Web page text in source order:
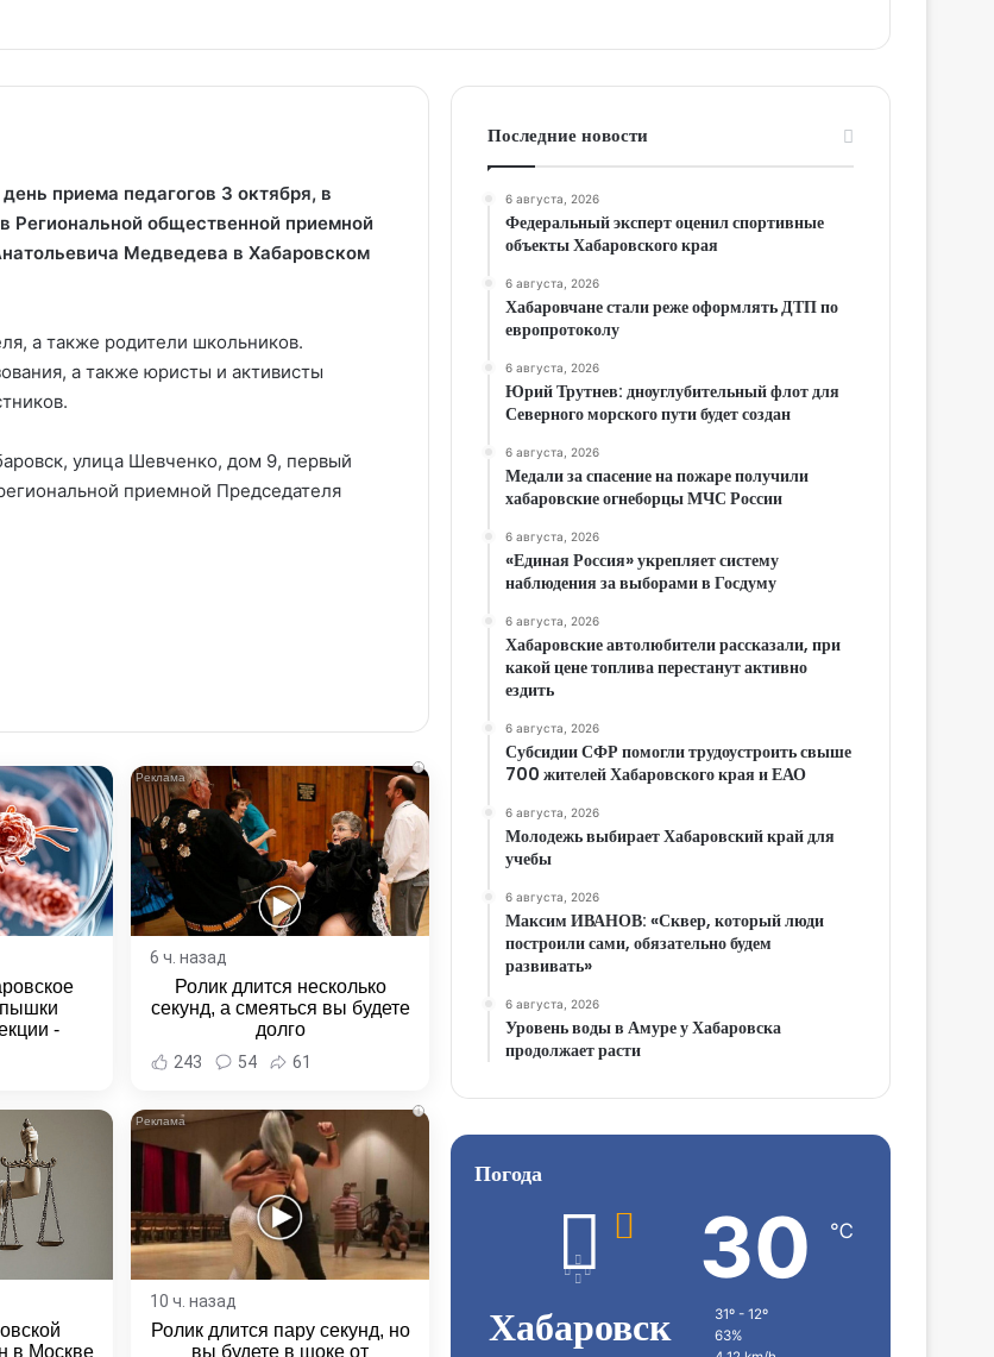
приема педагогов 3 октября, в
Региональной общественной приемной
Медведева в Хабаровском
а также родители школьников.
а также юристы и активисты
улица Шевченко, дом 9, первый
приемной Председателя
-
и
i
6 ч. назад
Ролик длится несколько
секунд, а смеяться вы будете
долго
243 54 61
в Москве
i
10 ч. назад
Ролик длится пару секунд, но
вы будете в шоке от
Последние новости
6 августа, 2026
Федеральный эксперт оценил спортивные
объекты Хабаровского края
6 августа, 2026
Хабаровчане стали реже оформлять ДТП по
европротоколу
6 августа, 2026
Юрий Трутнев: дноуглубительный флот для
Северного морского пути будет создан
6 августа, 2026
Медали за спасение на пожаре получили
хабаровские огнеборцы МЧС России
6 августа, 2026
«Единая Россия» укрепляет систему
наблюдения за выборами в Госдуму
6 августа, 2026
Хабаровские автолюбители рассказали, при
какой цене топлива перестанут активно
ездить
6 августа, 2026
Субсидии СФР помогли трудоустроить свыше
700 жителей Хабаровского края и ЕАО
6 августа, 2026
Молодежь выбирает Хабаровский край для
учебы
6 августа, 2026
Максим ИВАНОВ: «Сквер, который люди
построили сами, обязательно будем
развивать»
6 августа, 2026
Уровень воды в Амуре у Хабаровска
продолжает расти
Погода
Хабаровск
30 ℃
31º - 12º
63%